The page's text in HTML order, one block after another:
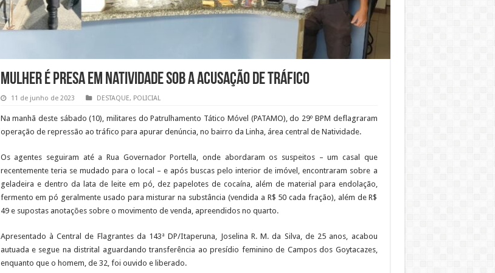
Mulher é presa em Natividade sob a acusação de tráfico
11 de junho de 2023 DESTAQUE, POLICIAL
Na manhã deste sábado (10), militares do Patrulhamento Tático Móvel (PATAMO), do 29º BPM deflagraram
operação de repressão ao tráfico para apurar denúncia, no bairro da Linha, área central de Natividade.
Os agentes seguiram até a Rua Governador Portella, onde abordaram os suspeitos – um casal que
recentemente teria se mudado para o local – e após buscas pelo interior de imóvel, encontraram sobre a
geladeira e dentro da lata de leite em pó, dez papelotes de cocaína, além de material para endolação,
fermento em pó geralmente usado para misturar na substância (vendida a R$ 50 cada fração), além de R$
49 e supostas anotações sobre o movimento de venda, apreendidos no quarto.
Apresentado à Central de Flagrantes da 143ª DP/Itaperuna, Joselina R. M. da Silva, de 25 anos, acabou
autuada e segue na distrital aguardando transferência ao presídio feminino de Campos dos Goytacazes,
enquanto que o homem, de 32, foi ouvido e liberado.